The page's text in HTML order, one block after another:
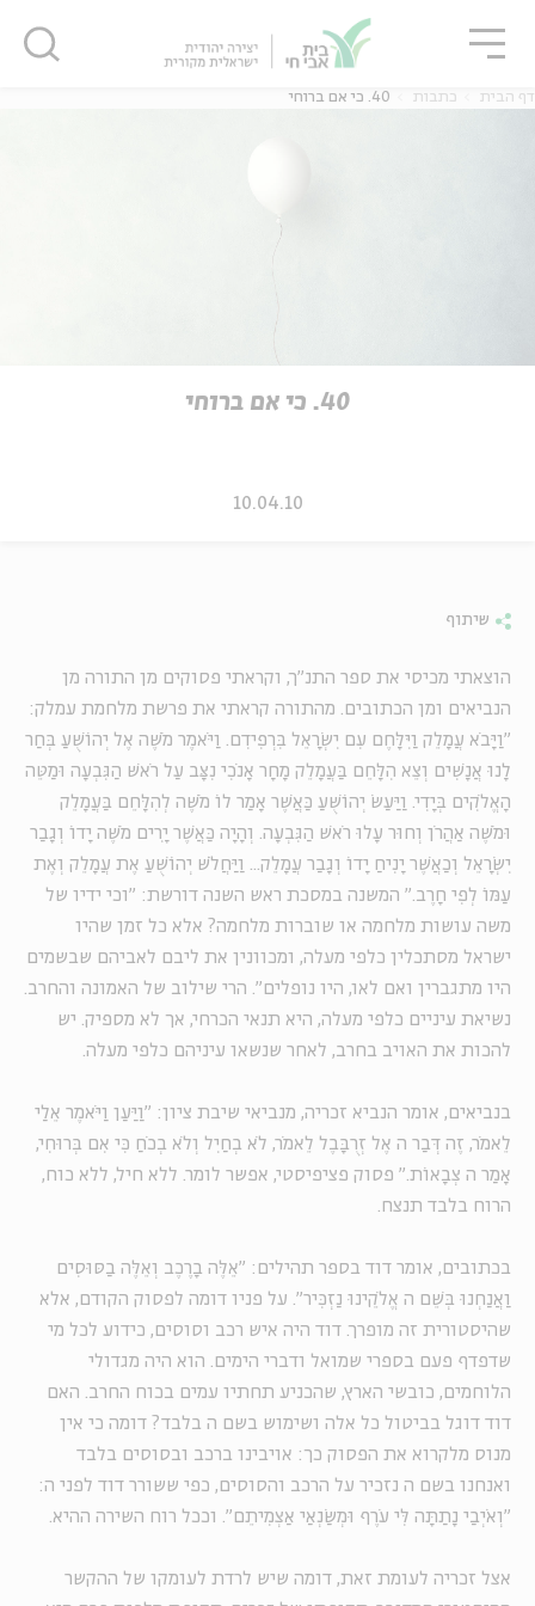
דף הבית כתבות 40. כי אם ברוחי
40. כי אם ברוחי
10.04.10
שיתוף
הוצאתי מכיסי את ספר התנ"ך, וקראתי פסוקים מן התורה מן
הנביאים ומן הכתובים. מהתורה קראתי את פרשת מלחמת עמלק:
"וַיָּבֹא עֲמָלֵק וַיִּלָּחֶם עִם יִשְׂרָאֵל בִּרְפִידִם. וַיֹּאמֶר מֹשֶׁה אֶל יְהוֹשֻׁעַ בְּחַר
לָנוּ אֲנָשִׁים וְצֵא הִלָּחֵם בַּעֲמָלֵק מָחָר אָנֹכִי נִצָּב עַל רֹאשׁ הַגִּבְעָה וּמַטֵּה
הָאֱלֹקִים בְּיָדִי. וַיַּעַשׂ יְהוֹשֻׁעַ כַּאֲשֶׁר אָמַר לוֹ מֹשֶׁה לְהִלָּחֵם בַּעֲמָלֵק
וּמֹשֶׁה אַהֲרֹן וְחוּר עָלוּ רֹאשׁ הַגִּבְעָה. וְהָיָה כַּאֲשֶׁר יָרִים מֹשֶׁה יָדוֹ וְגָבַר
יִשְׂרָאֵל וְכַאֲשֶׁר יָנִיחַ יָדוֹ וְגָבַר עֲמָלֵק... וַיַּחֲלֹשׁ יְהוֹשֻׁעַ אֶת עֲמָלֵק וְאֶת
עַמּוֹ לְפִי חָרֶב." המשנה במסכת ראש השנה דורשת: "וכי ידיו של
משה עושות מלחמה או שוברות מלחמה? אלא כל זמן שהיו
ישראל מסתכלין כלפי מעלה, ומכוונין את ליבם לאביהם שבשמים
היו מתגברין ואם לאו, היו נופלים". הרי שילוב של האמונה והחרב.
נשיאת עיניים כלפי מעלה, היא תנאי הכרחי, אך לא מספיק. יש
להכות את האויב בחרב, לאחר שנשאו עיניהם כלפי מעלה.
בנביאים, אומר הנביא זכריה, מנביאי שיבת ציון: "וַיַּעַן וַיֹּאמֶר אֵלַי
לֵאמֹר, זֶה דְּבַר ה אֶל זְרֻבָּבֶל לֵאמֹר, לֹא בְחַיִל וְלֹא בְכֹחַ כִּי אִם בְּרוּחִי,
אָמַר ה צְבָאוֹת." פסוק פציפיסטי, אפשר לומר. ללא חיל, ללא כוח,
הרוח בלבד תנצח.
בכתובים, אומר דוד בספר תהילים: "אֵלֶּה בָרֶכֶב וְאֵלֶּה בַסּוּסִים
וַאֲנַחְנוּ בְּשֵׁם ה אֱלֹקֵינוּ נַזְכִּיר". על פניו דומה לפסוק הקודם, אלא
שהיסטורית זה מופרך. דוד היה איש רכב וסוסים, כידוע לכל מי
שדפדף פעם בספרי שמואל ודברי הימים. הוא היה מגדולי
הלוחמים, כובשי הארץ, שהכניע תחתיו עמים בכוח החרב. האם
דוד דוגל בביטול כל אלה ושימוש בשם ה בלבד? דומה כי אין
מנוס מלקרוא את הפסוק כך: אויבינו ברכב ובסוסים בלבד
ואנחנו בשם ה נזכיר על הרכב והסוסים, כפי ששורר דוד לפני ה:
"וְאֹיְבַי נָתַתָּה לִּי עֹרֶף וּמְשַׂנְאַי אַצְמִיתֵם". וככל רוח השירה ההיא.
אצל זכריה לעומת זאת, דומה שיש לרדת לעומקו של ההקשר
סגור